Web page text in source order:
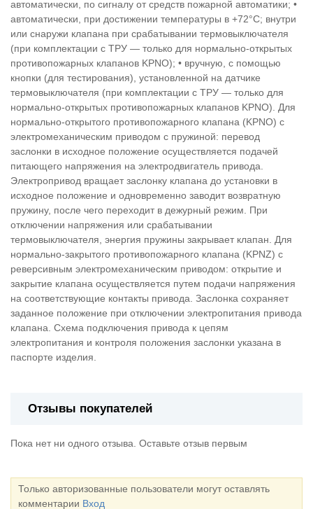
автоматически, по сигналу от средств пожарной автоматики; •
автоматически, при достижении температуры в +72°С; внутри
или снаружи клапана при срабатывании термовыключателя
(при комплектации с ТРУ — только для нормально-открытых
противопожарных клапанов KPNO); • вручную, с помощью
кнопки (для тестирования), установленной на датчике
термовыключателя (при комплектации с ТРУ — только для
нормально-открытых противопожарных клапанов KPNO). Для
нормально-открытого противопожарного клапана (KPNO) с
электромеханическим приводом с пружиной: перевод
заслонки в исходное положение осуществляется подачей
питающего напряжения на электродвигатель привода.
Электропривод вращает заслонку клапана до установки в
исходное положение и одновременно заводит возвратную
пружину, после чего переходит в дежурный режим. При
отключении напряжения или срабатывании
термовыключателя, энергия пружины закрывает клапан. Для
нормально-закрытого противопожарного клапана (KPNZ) с
реверсивным электромеханическим приводом: открытие и
закрытие клапана осуществляется путем подачи напряжения
на соответствующие контакты привода. Заслонка сохраняет
заданное положение при отключении электропитания привода
клапана. Схема подключения привода к цепям
электропитания и контроля положения заслонки указана в
паспорте изделия.
Отзывы покупателей
Пока нет ни одного отзыва. Оставьте отзыв первым
Только авторизованные пользователи могут оставлять
комментарии Вход